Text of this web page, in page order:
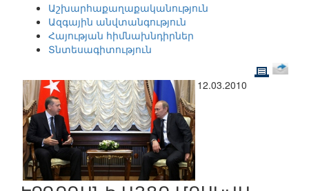
Աշխարհաքաղաքականություն
Ազգային անվտանգություն
Հայության հիմնախնդիրներ
Տնտեսագիտություն
12.03.2010